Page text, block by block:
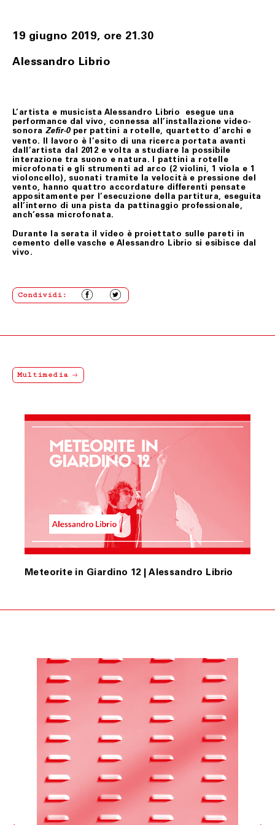
I prodotti oggetto del recesso viaggiano a rischio del
Cliente. Qualora pervengano danneggiati a Fondazione
di consentire, ove possibile, di denunziare il danno
biglietteria@fondazionemerz.org e, soltanto a seguito di
riscontro, il/i prodotto/i, in condizioni di sostanziale
integrità – custoditi ed eventualmente adoperati con
l’uso della normale diligenza – dovranno essere spediti
compresi dell’imballo originale, di sigilli eventualmente
apposti, nonché di documentazione accessoria.
Le spese di restituzione resteranno a carico del Cliente.
Il Cliente, potrà rifiutare il ritiro del/i prodotti all’atto
della consegna secondo quanto stabilito al precedente
art. 6.
In ogni ipotesi di cui sopra, soltanto dopo aver verificato
le condizioni del/i prodotto/i restituiti, Fondazione
Merz provvederà al rimborso del loro prezzo, mediante
rientro della merce.
Nei casi di mancato rispetto delle condizioni e modalità
ART. 8 GARANZIA SUI BENI
caso in cui il Cliente riceva un prodotto danneggiato,
non conforme o con difetto di fabbricazione, dovrà darne
immediata comunicazione a Fondazione Merz.
I difetti di fabbricazione non evidentemente riconoscibili
al momento del ricevimento del prodotto, dovranno
essere comunicati a Fondazione Merz dal Cliente.
In tutti i casi di cui sopra, gli uffici competenti di
Fondazione Merz, effettuate le necessarie verifiche, ne
daranno comunicazione al Cliente e, se accertati il
danno, la non conformità o il difetto di fabbricazione,
attiveranno la procedura di sostituzione del/i
prodotto/i, senza alcuna spesa di spedizione aggiuntiva
a carico del Cliente.
prodotto/i, secondo le istruzioni e all’indirizzo postale
apposti nonché l’eventuale documentazione accessoria.
Fondazione Merz si riserva il diritto di risolvere il
stesso, acquisite ulteriori informazioni, insorgessero
credito utilizzata per l’acquisto.
Fondazione Merz, in tal caso, provvederà al rimborso del
pagamento effettuato mediante storno dell’importo
addebitato sulla carta di credito indicata dal Cliente.
evento non prevedibile, indisponibilità dei mezzi di
ovvero rendere la consegna del/i prodotto/i acquistati
aumento del costo a suo carico, si riserverà di risolvere
il contratto. In tali ipotesi, Fondazione Merz
comunicherà le proprie determinazioni all’indirizzo di
19 giugno 2019, ore 21.30
Alessandro Librio
L’artista e musicista Alessandro Librio esegue una
performance dal vivo, connessa all’installazione video-
sonora Zefir-0per pattini a rotelle, quartetto d’archi e
vento. Il lavoro è l’esito di una ricerca portata avanti
dall’artista dal 2012 e volta a studiare la possibile
interazione tra suono e natura. I pattini a rotelle
microfonati e gli strumenti ad arco (2 violini, 1 viola e 1
violoncello), suonati tramite la velocità e pressione del
vento, hanno quattro accordature differenti pensate
appositamente per l’esecuzione della partitura, eseguita
all’interno di una pista da pattinaggio professionale,
anch’essa microfonata.
Durante la serata il video è proiettato sulle pareti in
cemento delle vasche e Alessandro Librio si esibisce dal
vivo.
Condividi:
Multimedia
Meteorite in Giardino 12 | Alessandro Librio